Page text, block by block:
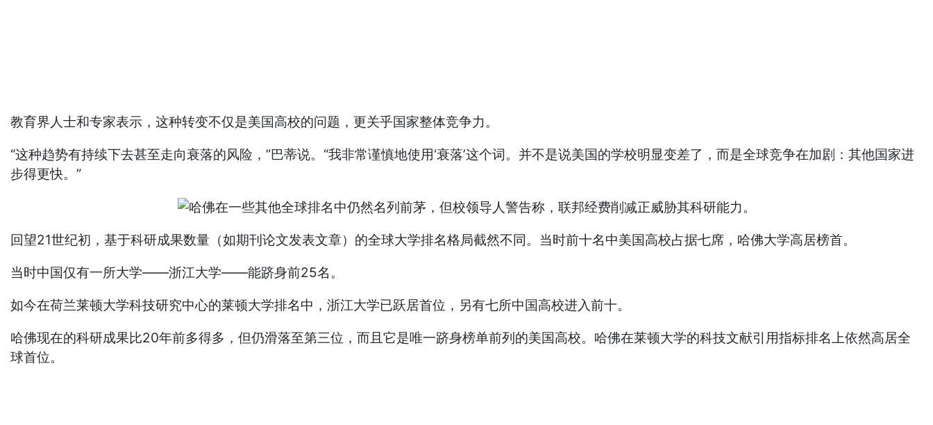
教育界人士和专家表示，这种转变不仅是美国高校的问题，更关乎国家整体竞争力。
“这种趋势有持续下去甚至走向衰落的风险，”巴蒂说。“我非常谨慎地使用‘衰落’这个词。并不是说美国的学校明显变差了，而是全球竞争在加剧：其他国家进
步得更快。”
回望21世纪初，基于科研成果数量（如期刊论文发表文章）的全球大学排名格局截然不同。当时前十名中美国高校占据七席，哈佛大学高居榜首。
当时中国仅有一所大学——浙江大学——能跻身前25名。
如今在荷兰莱顿大学科技研究中心的莱顿大学排名中，浙江大学已跃居首位，另有七所中国高校进入前十。
哈佛现在的科研成果比20年前多得多，但仍滑落至第三位，而且它是唯一跻身榜单前列的美国高校。哈佛在莱顿大学的科技文献引用指标排名上依然高居全
球首位。